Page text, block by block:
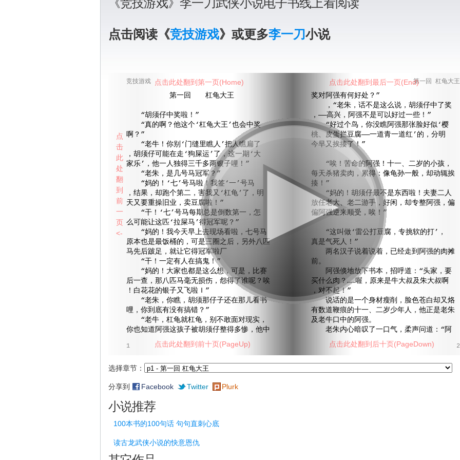
《竞技游戏》李一刀武侠小说电子书线上看阅读
点击阅读《竞技游戏》或更多李一刀小说
竞技游戏 第一回 杠龟大王
第一回 杠龟大王
“胡须仔中奖啦！”
“真的啊？他这个‘杠龟大王’也会中奖
啊？”
“老牛！你别‘门缝里瞧人’把人瞧扁了
，胡须仔可能在走‘狗屎运’了，这一期‘大
家乐’，他一人独得三千多两银子哩！”
“老朱，是几号马冠军？”
“妈的！‘七’号马啦！我签‘一’号马
，结果，却跑个第二，害我又‘杠龟’了，明
天又要重操旧业，卖豆腐啦！”
“干！‘七’号马每期总是倒数第一，怎
么可能让这匹‘拉屎马’得冠军呢？”
“妈的！我今天早上去现场看啦，七号马
原本也是最饭桶的，可是三圈之后，另外八匹
马先后跛足，就让它得冠军啦厂
“干！一定有人在搞鬼！”
“妈的！大家也都是这么想，可是，比赛
后一查，那八匹马毫无损伤，怨得了谁呢？唉
！白花花的银子又飞啦Ｉ”
“老朱，你瞧，胡须那仔子还在那儿看书
哩，你到底有没有搞错？”
“老牛，杠龟就杠龟，别不敢面对现实，
你也知道阿强这孩子被胡须仔整得多惨，他中
奖对阿强有何好处？”
，“老朱，话不是这么说，胡须仔中了奖
，——高兴，阿强不是可以好过一些！”
“好过个鸟，你没瞧阿强那张脸好似‘樱
桃、皮蛋拦豆腐——一道青一道红’的，分明
今早又挨揍了！”
“唉！苦命的阿强！十一、二岁的小孩，
每天杀猪卖肉，累得：像龟孙一般，却动辄挨
揍！”
“妈的！胡须仔最不是东西啦！夫妻二人
放任老大、老二游手，好闲，却专整阿强，偏
偏阿强逆来顺受，唉！”
“这叫做‘雷公打豆腐，专挑软的打’，
真是气死人！”
两名汉子说着说着，已经走到阿强的肉摊
前。
阿强倏地放下书本，招呼道：“头家，要
买什么肉？……喔，原来是牛大叔及朱大叔啊
，对不起！”
说话的是一个身材瘦削，脸色苍白却又烙
有数道鞭痕的十一、二岁少年人，他正是老朱
及老牛口中的阿强。
老朱内心暗叹了一口气，柔声问道：“阿
1 2
选择章节：
分享到 Facebook Twitter Plurk
点击此处翻到第一页(Home) 点击此处翻到最后一页(End)
点击此处翻到前十页(PageUp) 点击此处翻到后十页(PageDown)
点
击
此
处
翻
到
前
一
页
<-
小说推荐
100本书的100句话 句句直刺心底
读古龙武侠小说的快意恩仇